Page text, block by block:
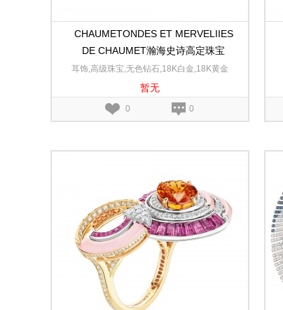
CHAUMETONDES ET MERVELIIES
DE CHAUMET瀚海史诗高定珠宝
Sous le Soleil幻日耀阳黄金和白金耳环
耳饰,高级珠宝,无色钻石,18K白金,18K黄金
暂无
0 0